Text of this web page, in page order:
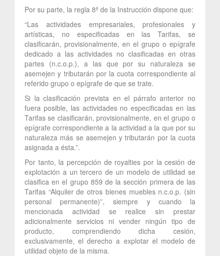
Por su parte, la regla 8ª de la Instrucción dispone que:
“Las actividades empresariales, profesionales y
artísticas, no especificadas en las Tarifas, se
clasificarán, provisionalmente, en el grupo o epígrafe
dedicado a las actividades no clasificadas en otras
partes (n.c.o.p.), a las que por su naturaleza se
asemejen y tributarán por la cuota correspondiente al
referido grupo o epígrafe de que se trate.
Si la clasificación prevista en el párrafo anterior no
fuera posible, las actividades no especificadas en las
Tarifas se clasificarán, provisionalmente, en el grupo o
epígrafe correspondiente a la actividad a la que por su
naturaleza más se asemejen y tributarán por la cuota
asignada a ésta.”.
Por tanto, la percepción de royalties por la cesión de
explotación a un tercero de un modelo de utilidad se
clasifica en el grupo 859 de la sección primera de las
Tarifas “Alquiler de otros bienes muebles n.c.o.p. (sin
personal permanente)”, siempre y cuando la
mencionada actividad se realice sin prestar
adicionalmente servicios ni vender ningún tipo de
producto, comprendiendo dicha cesión,
exclusivamente, el derecho a explotar el modelo de
utilidad objeto de la misma.